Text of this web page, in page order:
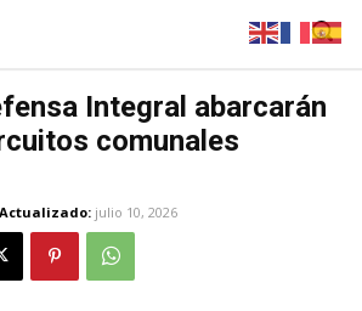
Integral abarcarán
comunales
Actualizado: julio 10, 2026